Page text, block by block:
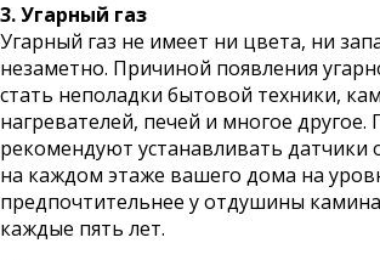
3. Угарный газ
Угарный газ не имеет ни цвета, ни
незаметно. Причиной появления
стать неполадки бытовой техники,
нагревателей, печей и многое
рекомендуют устанавливать датчики
на каждом этаже вашего дома на
предпочтительнее у отдушины
каждые пять лет.